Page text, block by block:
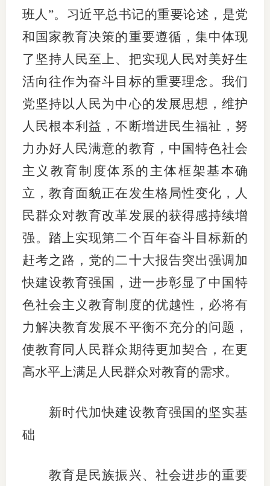
协会公
乡村振
联系我
招聘信
廉政举
班人”。习近平总书记的重要论述，是党
和国家教育决策的重要遵循，集中体现
了坚持人民至上、把实现人民对美好生
活向往作为奋斗目标的重要理念。我们
党坚持以人民为中心的发展思想，维护
人民根本利益，不断增进民生福祉，努
力办好人民满意的教育，中国特色社会
主义教育制度体系的主体框架基本确
立，教育面貌正在发生格局性变化，人
民群众对教育改革发展的获得感持续增
强。踏上实现第二个百年奋斗目标新的
赶考之路，党的二十大报告突出强调加
快建设教育强国，进一步彰显了中国特
色社会主义教育制度的优越性，必将有
力解决教育发展不平衡不充分的问题，
使教育同人民群众期待更加契合，在更
高水平上满足人民群众对教育的需求。
新时代加快建设教育强国的坚实基
础
教育是民族振兴、社会进步的重要